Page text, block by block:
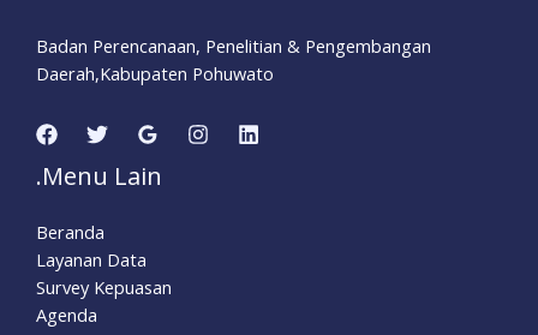
Badan Perencanaan, Penelitian & Pengembangan
Daerah,Kabupaten Pohuwato
.Menu Lain
Beranda
Layanan Data
Survey Kepuasan
Agenda